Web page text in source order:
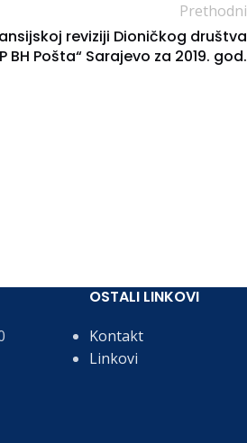
Prethodni
reviziji Dioničkog društva
BH Pošta“ Sarajevo za 2019. god.
OSTALI LINKOVI
Kontakt
Linkovi